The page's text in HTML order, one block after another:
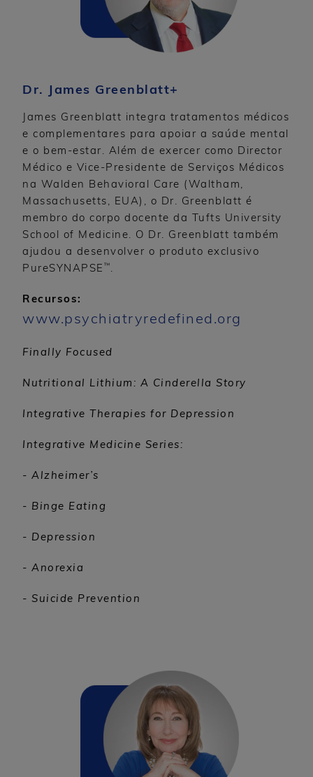
Dr. James Greenblatt+
James Greenblatt integra tratamentos médicos
e complementares para apoiar a saúde mental
e o bem-estar. Além de exercer como Director
Médico e Vice-Presidente de Serviços Médicos
na Walden Behavioral Care (Waltham,
Massachusetts, EUA), o Dr. Greenblatt é
membro do corpo docente da Tufts University
School of Medicine. O Dr. Greenblatt também
ajudou a desenvolver o produto exclusivo
PureSYNAPSE ™ .
Recursos:
www.psychiatryredefined.org
Finally Focused
Nutritional Lithium: A Cinderella Story
Integrative Therapies for Depression
Integrative Medicine Series:
- Alzheimer’s
- Binge Eating
- Depression
- Anorexia
- Suicide Prevention